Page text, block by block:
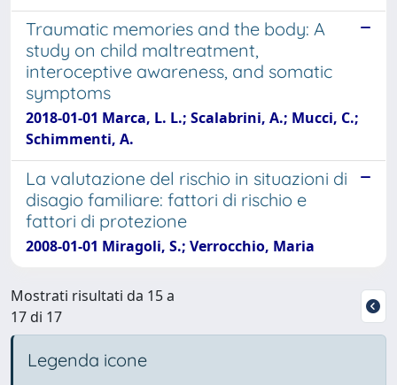
Traumatic memories and the body: A
study on child maltreatment,
interoceptive awareness, and somatic
symptoms
2018-01-01 Marca, L. L.; Scalabrini, A.; Mucci, C.;
Schimmenti, A.
La valutazione del rischio in situazioni di
disagio familiare: fattori di rischio e
fattori di protezione
2008-01-01 Miragoli, S.; Verrocchio, Maria
Mostrati risultati da 15 a
17 di 17
Legenda icone